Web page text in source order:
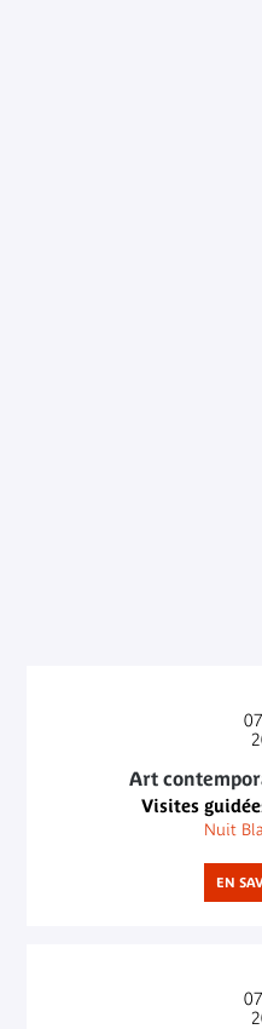
07
Art
Visites
Nuit
EN
07